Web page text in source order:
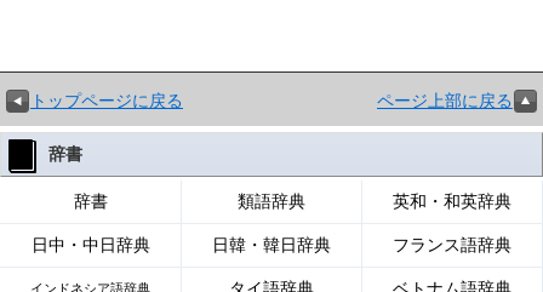
トップページに戻る ページ上部に戻る
辞書
辞書 類語辞典 英和・和英辞典
日中・中日辞典 日韓・韓日辞典 フランス語辞典
インドネシア語辞典